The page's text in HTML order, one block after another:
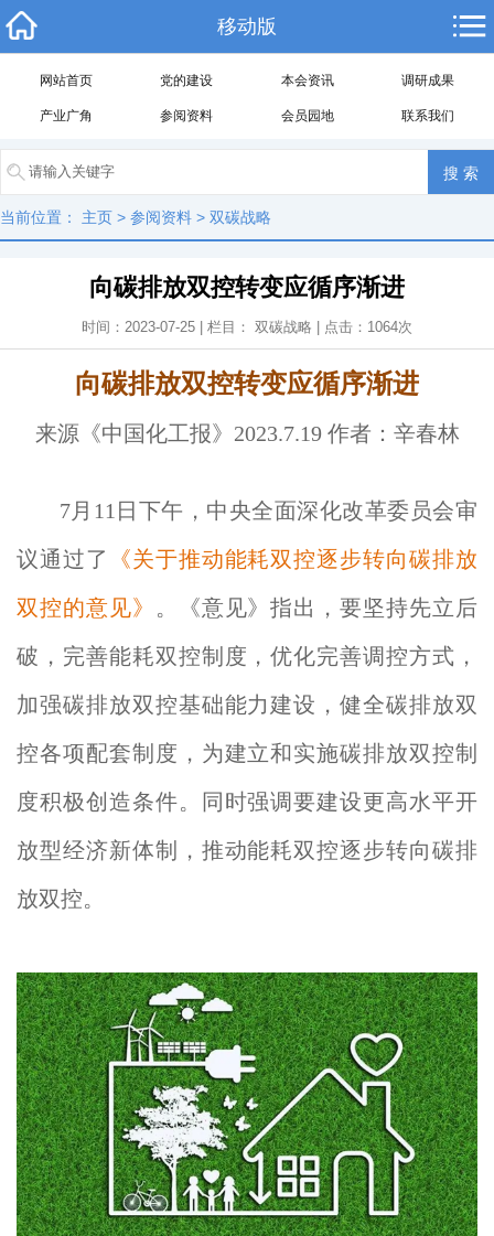
移动版
网站首页 党的建设 本会资讯 调研成果
产业广角 参阅资料 会员园地 联系我们
当前位置： 主页 > 参阅资料 > 双碳战略
向碳排放双控转变应循序渐进
时间：2023-07-25 | 栏目： 双碳战略 | 点击： 1064次
向碳排放双控转变应循序渐进
来源《中国化工报》2023.7.19 作者：辛春林
7月11日下午，中央全面深化改革委员会审
议通过了
《关于推动能耗双控逐步转向碳排放
双控的意见》
。《意见》指出，要坚持先立后
破，完善能耗双控制度，优化完善调控方式，
加强碳排放双控基础能力建设，健全碳排放双
控各项配套制度，为建立和实施碳排放双控制
度积极创造条件。同时强调要建设更高水平开
放型经济新体制，推动能耗双控逐步转向碳排
放双控。